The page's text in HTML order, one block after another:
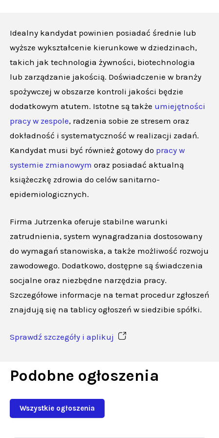
Idealny kandydat powinien posiadać średnie lub
wyższe wykształcenie kierunkowe w dziedzinach,
takich jak technologia żywności, biotechnologia
lub zarządzanie jakością. Doświadczenie w branży
spożywczej w obszarze kontroli jakości będzie
dodatkowym atutem. Istotne są także umiejętności
pracy w zespole, radzenia sobie ze stresem oraz
dokładność i systematyczność w realizacji zadań.
Kandydat musi być również gotowy do pracy w
systemie zmianowym oraz posiadać aktualną
książeczkę zdrowia do celów sanitarno-
epidemiologicznych.
Firma Jutrzenka oferuje stabilne warunki
zatrudnienia, system wynagradzania dostosowany
do wymagań stanowiska, a także możliwość rozwoju
zawodowego. Dodatkowo, dostępne są świadczenia
socjalne oraz niezbędne narzędzia pracy.
Szczegółowe informacje na temat procedur zgłoszeń
znajdują się na tablicy ogłoszeń w siedzibie spółki.
Sprawdź szczegóły i aplikuj
Podobne ogłoszenia
Wszystkie ogłoszenia